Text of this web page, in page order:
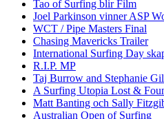
Tao of Surfing blir Film
Joel Parkinson vinner ASP
WCT / Pipe Masters Final
Chasing Mavericks Trailer
International Surfing Day
R.I.P. MP
Taj Burrow and Stephanie
A Surfing Utopia Lost &
Matt Banting och Sally
Australian Open of Surfing